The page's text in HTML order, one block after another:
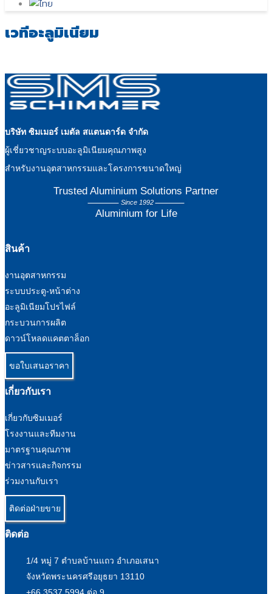
เวทีอะลูมิเนียม
บริษัท ซิมเมอร์ เมตัล สแตนดาร์ด จำกัด
ผู้เชี่ยวชาญระบบอะลูมิเนียมคุณภาพสูง
สำหรับงานอุตสาหกรรมและโครงการขนาดใหญ่
Trusted Aluminium Solutions Partner
Since 1992
Aluminium for Life
สินค้า
งานอุตสาหกรรม
ระบบประตู-หน้าต่าง
อะลูมิเนียมโปรไฟล์
กระบวนการผลิต
ดาวน์โหลดแคตตาล็อก
ขอใบเสนอราคา
เกี่ยวกับเรา
เกี่ยวกับซิมเมอร์
โรงงานและทีมงาน
มาตรฐานคุณภาพ
ข่าวสารและกิจกรรม
ร่วมงานกับเรา
ติดต่อฝ่ายขาย
ติดต่อ
1/4 หมู่ 7 ตำบลบ้านแถว อำเภอเสนา
จังหวัดพระนครศรีอยุธยา 13110
+66 3537 5994 ต่อ 9